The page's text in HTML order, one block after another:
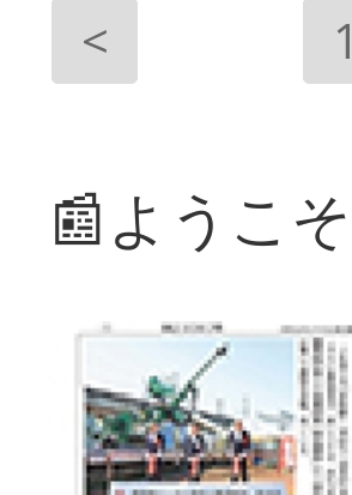
< 1
📰ようこ